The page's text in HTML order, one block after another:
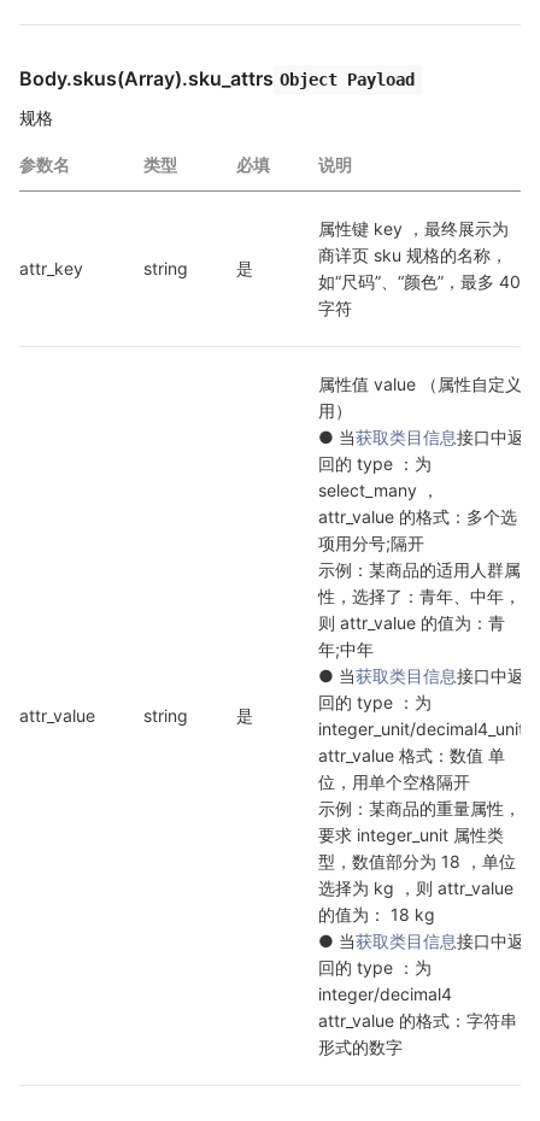
Body.skus(Array).sku_attrs Object Payload
规格
参数名 类型 必填 说明
attr_key string 是
属性键 key ，最终展示为
商详页 sku 规格的名称，
如“尺码”、“颜色”，最多 40
字符
attr_value string 是
属性值 value （属性自定义
用）
● 当获取类目信息接口中返
回的 type ：为
select_many ，
attr_value 的格式：多个选
项用分号;隔开
示例：某商品的适用人群属
性，选择了：青年、中年，
则 attr_value 的值为：青
年;中年
● 当获取类目信息接口中返
回的 type ：为
integer_unit/decimal4_unit
attr_value 格式：数值 单
位，用单个空格隔开
示例：某商品的重量属性，
要求 integer_unit 属性类
型，数值部分为 18 ，单位
选择为 kg ，则 attr_value
的值为： 18 kg
● 当获取类目信息接口中返
回的 type ：为
integer/decimal4
attr_value 的格式：字符串
形式的数字